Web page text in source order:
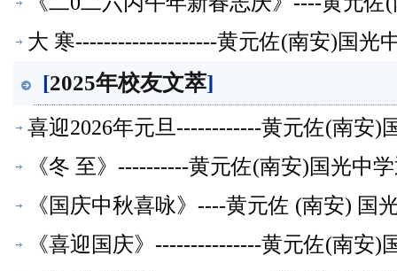
大 寒--------------------黄元佐(南安)国光
[2025年校友文萃]
喜迎2026年元旦------------黄元佐(南安)
《冬 至》----------黄元佐(南安)国光中
《国庆中秋喜咏》----黄元佐 (南安) 国
《喜迎国庆》---------------黄元佐(南安